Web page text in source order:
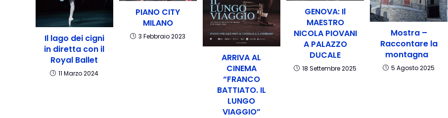
Il lago dei cigni
in diretta con il
Royal Ballet
11 Marzo 2024
PIANO CITY
MILANO
3 Febbraio 2023
ARRIVA AL
CINEMA
“FRANCO
BATTIATO. IL
LUNGO
VIAGGIO”
GENOVA: Il
MAESTRO
NICOLA PIOVANI
A PALAZZO
DUCALE
18 Settembre 2025
Mostra –
Raccontare la
montagna
5 Agosto 2025